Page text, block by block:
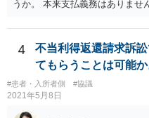
うか。 本来支払義務はありませ
4
不当利得返還請求訴
てもらうことは可能
#患者・入所者側 #協議
2021年5月8日